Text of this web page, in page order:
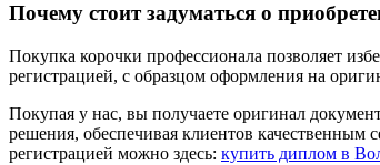
Почему стоит задуматься о
Покупка корочки профессионала позволяет
регистрацией, с образцом оформления на
Покупая у нас, вы получаете оригинал
решения, обеспечивая клиентов качественным
регистрацией можно здесь: купить диплом в